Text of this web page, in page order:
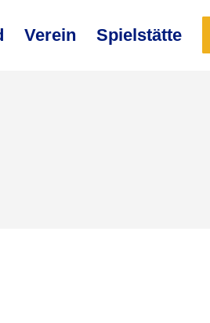
Verein Spielstätte